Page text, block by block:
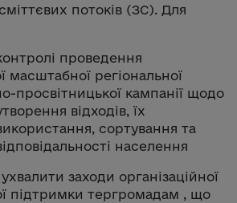
потоків (ЗС). Для
проведення
масштабної регіональної
просвітницької кампанії щодо
відходів, їх
сортування та
населення
заходи організаційної
підтримки тергромадам , що